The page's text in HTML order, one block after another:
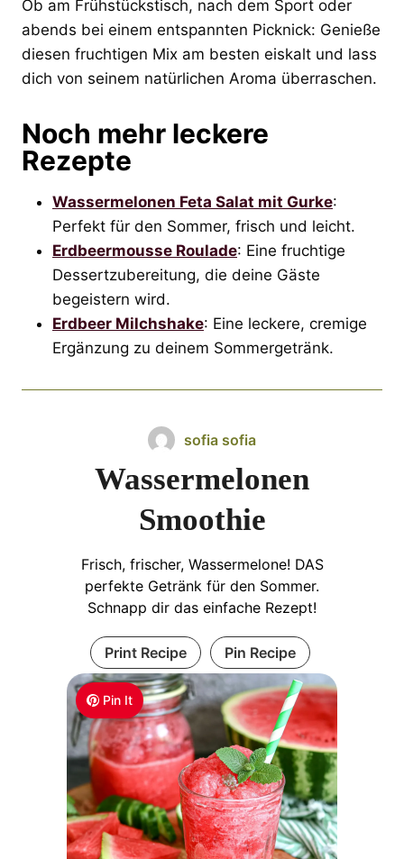
Ob am Frühstückstisch, nach dem Sport oder
abends bei einem entspannten Picknick: Genieße
diesen fruchtigen Mix am besten eiskalt und lass
dich von seinem natürlichen Aroma überraschen.
Noch mehr leckere
Rezepte
Wassermelonen Feta Salat mit Gurke:
Perfekt für den Sommer, frisch und leicht.
Erdbeermousse Roulade: Eine fruchtige
Dessertzubereitung, die deine Gäste
begeistern wird.
Erdbeer Milchshake: Eine leckere, cremige
Ergänzung zu deinem Sommergetränk.
Pin It
sofia sofia
Wassermelonen
Smoothie
Frisch, frischer, Wassermelone! DAS
perfekte Getränk für den Sommer.
Schnapp dir das einfache Rezept!
Print Recipe Pin Recipe